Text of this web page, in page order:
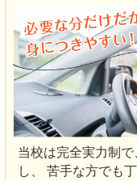
当校は完全実力制
し、 苦手な方でも